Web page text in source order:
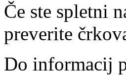
Če ste spletni
preverite
Do informacij